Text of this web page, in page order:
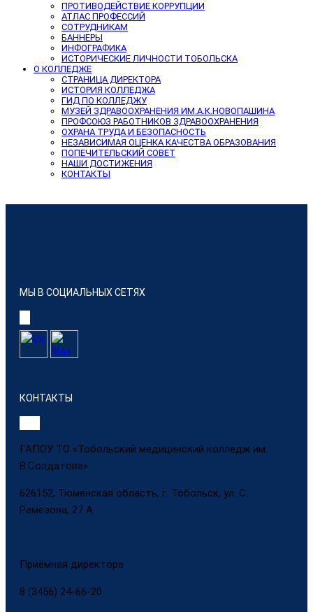
ПРОТИВОДЕЙСТВИЕ КОРРУПЦИИ
АТЛАС ПРОФЕССИЙ
СОТРУДНИКАМ
БАННЕРЫ
ИНФОГРАФИКА
ИСТОРИЧЕСКИЕ ЛИЧНОСТИ ТОБОЛЬСКА
О КОЛЛЕДЖЕ
СТРАНИЦА ДИРЕКТОРА
ИСТОРИЯ КОЛЛЕДЖА
ГИД ПО КОЛЛЕДЖУ
МУЗЕЙ ЗДРАВООХРАНЕНИЯ ИМ.А.К.НОВОПАШИНА
ПРОФСОЮЗ РАБОТНИКОВ ЗДРАВООХРАНЕНИЯ
ОХРАНА ТРУДА И БЕЗОПАСНОСТЬ
НЕЗАВИСИМАЯ ОЦЕНКА КАЧЕСТВА ОБРАЗОВАНИЯ
ПОПЕЧИТЕЛЬСКИЙ СОВЕТ
НАШИ ДОСТИЖЕНИЯ
КОНТАКТЫ
МЫ В СОЦИАЛЬНЫХ СЕТЯХ
КОНТАКТЫ
ГАПОУ ТО «Тобольский медицинский колледж им.
В.Солдатова»
626152, Тюменская область, г. Тобольск, ул. С.
Ремезова, 27 А
Приёмная директора
8 (3456) 24-66-20